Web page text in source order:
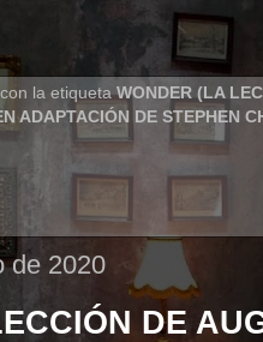
la etiquetaWONDER (LA
ADAPTACIÓN DE STEPHEN
de 2020
DE